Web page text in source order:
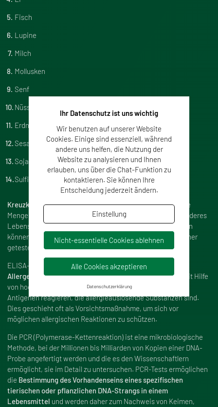
Fisch
Lupine
Milch
Mollusken
Senf
Nüsse
Erdnüsse
Sesam
Soja
Sulfite
Kreuzkontaminationenkönnen auftreten, wenn eine kleine
Menge eines Lebensmittelallergens versehentlich in ein anderes
Lebensmittel gelangt. Selbst Spurenmengen von Allergenen
können eine allergische Reaktion auslösen und müssen daher
getestet werden.
ELISA-Tests werden verwendet, um Antikörper im Blut auf
Allergenempfindlichkeitzu testen. ELISA-Tests werden mit Hilfe
von hochspezifischen Antikörpern durchgeführt, die mit
Antigenen reagieren, die allergieauslösende Substanzen sind.
Dies geschieht oft als Vorsichtsmaßnahme, um sich vor
möglichen allergischen Reaktionen zu schützen.
Die PCR (Polymerase-Kettenreaktion) ist eine mikrobiologische
Methode, bei der Millionen bis Milliarden von Kopien einer DNA-
Probe angefertigt werden und die es den Wissenschaftlern
ermöglicht, sie im Detail zu untersuchen. PCR-Tests ermöglichen
die Bestimmung des Vorhandenseins eines spezifischen
tierischen oder pflanzlichen DNA-Strangs in einem
Lebensmittel und werden daher zum Nachweis von Keimen,
Ihr Datenschutz ist uns wichtig
Wir benutzen auf unserer Website
Cookies. Einige sind essenziell, während
andere uns helfen, die Nutzung der
Website zu analysieren und Ihnen
erlauben, uns über die Chat-Funktion zu
kontaktieren. Sie können Ihre
Entscheidung jederzeit ändern.
Einstellung
Nicht-essentielle Cookies ablehnen
Alle Cookies akzeptieren
Datenschutzerklärung